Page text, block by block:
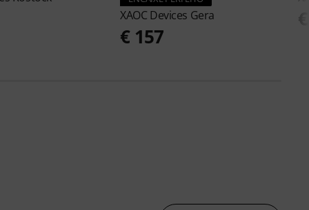
XAOC Devices Gera
€ 157